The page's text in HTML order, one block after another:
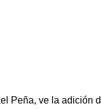
Peña, ve la adición